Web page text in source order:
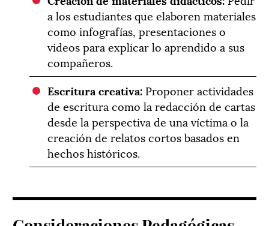
a los estudiantes que elaboren materiales
como infografías, presentaciones o
videos para explicar lo aprendido a sus
compañeros.
Escritura creativa: Proponer actividades
de escritura como la redacción de cartas
desde la perspectiva de una víctima o la
creación de relatos cortos basados en
hechos históricos.